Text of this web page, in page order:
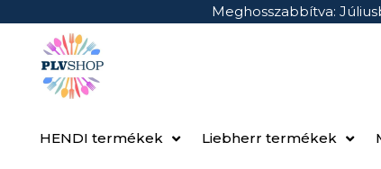
Meghosszabbítva:
HENDI termékek Liebherr termékek